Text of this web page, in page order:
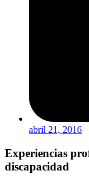
abril 21, 2016
Experiencias
discapacidad